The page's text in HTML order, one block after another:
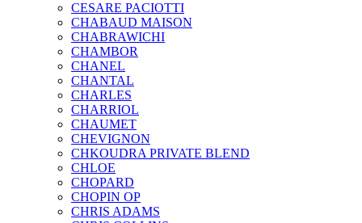
CESARE PACIOTTI
CHABAUD MAISON
CHABRAWICHI
CHAMBOR
CHANEL
CHANTAL
CHARLES
CHARRIOL
CHAUMET
CHEVIGNON
CHKOUDRA PRIVATE BLEND
CHLOE
CHOPARD
CHOPIN OP
CHRIS ADAMS